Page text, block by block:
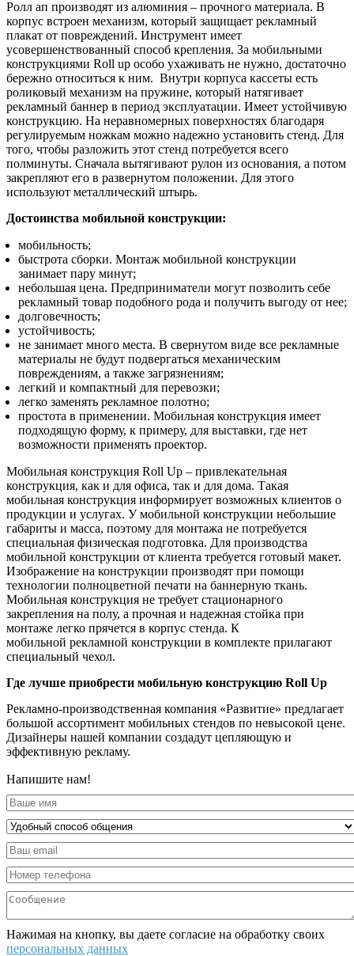
Ролл ап производят из алюминия – прочного материала. В
корпус встроен механизм, который защищает рекламный
плакат от повреждений. Инструмент имеет
усовершенствованный способ крепления. За мобильными
конструкциями Roll up особо ухаживать не нужно, достаточно
бережно относиться к ним. Внутри корпуса кассеты есть
роликовый механизм на пружине, который натягивает
рекламный баннер в период эксплуатации. Имеет устойчивую
конструкцию. На неравномерных поверхностях благодаря
регулируемым ножкам можно надежно установить стенд. Для
того, чтобы разложить этот стенд потребуется всего
полминуты. Сначала вытягивают рулон из основания, а потом
закрепляют его в развернутом положении. Для этого
используют металлический штырь.
Достоинства мобильной конструкции:
мобильность;
быстрота сборки. Монтаж мобильной конструкции
занимает пару минут;
небольшая цена. Предприниматели могут позволить себе
рекламный товар подобного рода и получить выгоду от нее;
долговечность;
устойчивость;
не занимает много места. В свернутом виде все рекламные
материалы не будут подвергаться механическим
повреждениям, а также загрязнениям;
легкий и компактный для перевозки;
легко заменять рекламное полотно;
простота в применении. Мобильная конструкция имеет
подходящую форму, к примеру, для выставки, где нет
возможности применять проектор.
Мобильная конструкция Roll Up – привлекательная
конструкция, как и для офиса, так и для дома. Такая
мобильная конструкция информирует возможных клиентов о
продукции и услугах. У мобильной конструкции небольшие
габариты и масса, поэтому для монтажа не потребуется
специальная физическая подготовка. Для производства
мобильной конструкции от клиента требуется готовый макет.
Изображение на конструкции производят при помощи
технологии полноцветной печати на баннерную ткань.
Мобильная конструкция не требует стационарного
закрепления на полу, а прочная и надежная стойка при
монтаже легко прячется в корпус стенда. К
мобильной рекламной конструкции в комплекте прилагают
специальный чехол.
Где лучше приобрести мобильную конструкцию Roll Up
Рекламно-производственная компания «Развитие» предлагает
большой ассортимент мобильных стендов по невысокой цене.
Дизайнеры нашей компании создадут цепляющую и
эффективную рекламу.
Напишите нам!
Нажимая на кнопку, вы даете согласие на обработку своих
персональных данных